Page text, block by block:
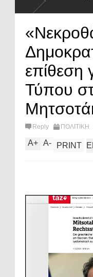
ο
επίθεση
Τύπου
Reply ΠΟΛΙΤΙΚΗ
A+ A- PRINT